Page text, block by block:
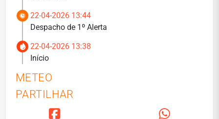
22-04-2026 13:44
Despacho de 1º Alerta
22-04-2026 13:38
Início
METEO
PARTILHAR